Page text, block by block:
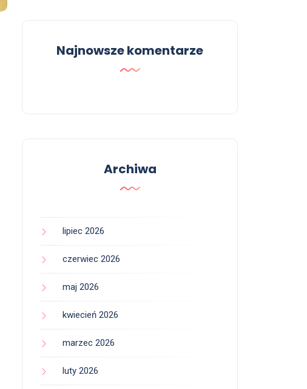
Najnowsze komentarze
Archiwa
lipiec 2026
czerwiec 2026
maj 2026
kwiecień 2026
marzec 2026
luty 2026